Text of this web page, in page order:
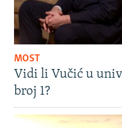
MOST
Vidi li Vučić u
broj 1?